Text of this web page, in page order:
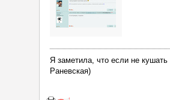
Я заметила, что если не
Раневская)